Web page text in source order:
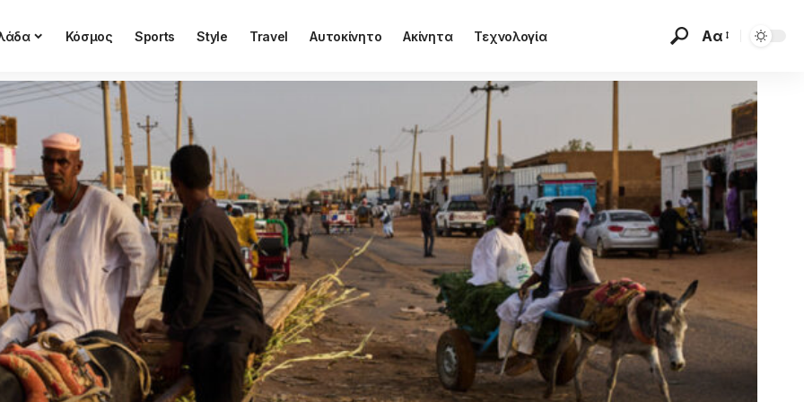
Κόσμος Sports Style Travel Αυτοκίνητο Ακίνητα Τεχνολογία Αα